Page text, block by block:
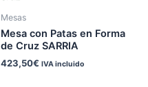
Mesas
Mesa con Patas en Forma
de Cruz SARRIA
423,50€ IVA incluido